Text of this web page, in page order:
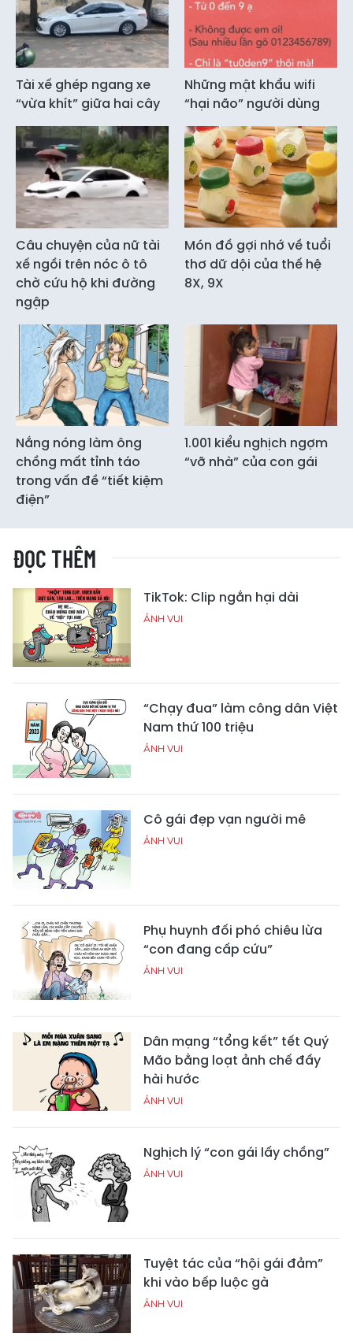
Tài xế ghép ngang xe
“vừa khít” giữa hai cây
Những mật khẩu wifi
“hại não” người dùng
Câu chuyện của nữ tài
xế ngồi trên nóc ô tô
chờ cứu hộ khi đường
ngập
Món đồ gợi nhớ về tuổi
thơ dữ dội của thế hệ
8X, 9X
Nắng nóng làm ông
chồng mất tỉnh táo
trong vấn đề “tiết kiệm
điện”
1.001 kiểu nghịch ngợm
“vỡ nhà” của con gái
ĐỌC THÊM
TikTok: Clip ngắn hại dài
ẢNH VUI
“Chạy đua” làm công dân Việt
Nam thứ 100 triệu
ẢNH VUI
Cô gái đẹp vạn người mê
ẢNH VUI
Phụ huynh đối phó chiêu lừa
“con đang cấp cứu”
ẢNH VUI
Dân mạng “tổng kết” tết Quý
Mão bằng loạt ảnh chế đầy
hài hước
ẢNH VUI
Nghịch lý “con gái lấy chồng”
ẢNH VUI
Tuyệt tác của “hội gái đảm”
khi vào bếp luộc gà
ẢNH VUI